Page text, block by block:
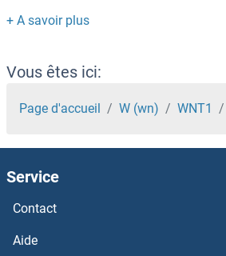
WFS1 Kits ELISA
WFIKKN2 Kits ELISA
WFIKKN1 Kits ELISA
WFDC5 Kits ELISA
WFDC2 Kits ELISA
Vous êtes ici:
Page d'accueil W (wn) WNT1
Service
Contact
Aide